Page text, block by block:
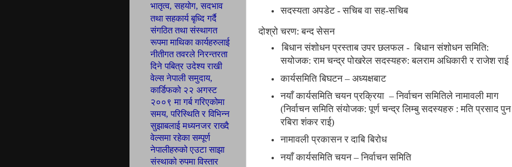
सदस्यता अपडेट - सचिब वा सह-सचिब
दोश्रो चरण: बन्द सेसन
बिधान संशोधन प्रस्ताब उपर छलफल - बिधान संशोधन समिति:
सयोजक: राम चन्द्र पोखरेल सदस्यहरु: बलराम अधिकारी र राजेश राई
कार्यसमिति बिघटन – अध्यक्षबाट
नयाँ कार्यसमिति चयन प्रक्रिया –निर्वाचन समितिले नामावली माग
(निर्वाचन समिति संयोजक: पूर्ण चन्द्र लिम्बु सदस्यहरु : मति प्रसाद पुन
रबिरा शंकर राई)
नामावली प्रकासन र दाबि बिरोध
नयाँ कार्यसमिति चयन – निर्वाचन समिति
भातृत्व, सहयोग,सदभाव
तथा सहकार्य बृध्दि गर्दै
संगठित तथासंस्थागत
रूपमा माथिका कार्यहरुलाई
नीतीगत तवरले निरन्तरता
दिने पबित्र उदेश्य राखी
वेल्स नेपालीसमुदाय,
कार्डिफको २२ अगस्ट
२००९ मा गर्बगरिएकोमा
समय, परिस्थिति र विभिन्न
सुझाबलाई मध्यनजर राख्दै
वेल्समा रहेका सम्पूर्ण
नेपालीहरुको एउटा साझा
संस्थाको रुपमा विस्तार